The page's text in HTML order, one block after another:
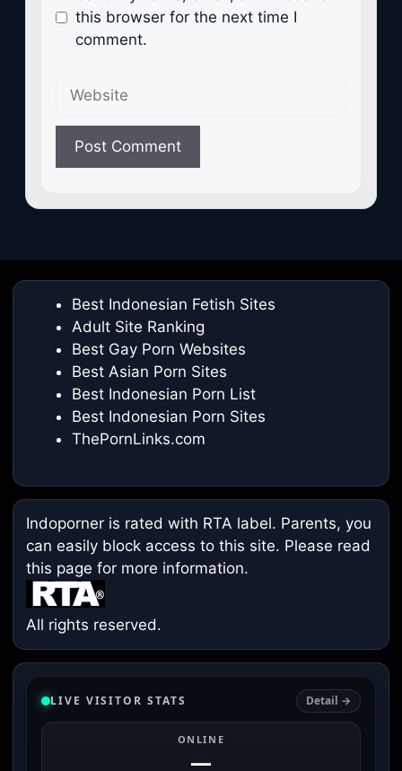
this browser for the next time I
comment.
Best Indonesian Fetish Sites
Adult Site Ranking
Best Gay Porn Websites
Best Asian Porn Sites
Best Indonesian Porn List
Best Indonesian Porn Sites
ThePornLinks.com
Indoporner is rated with RTA label. Parents, you
can easily block access to this site. Please read
this page for more information.
All rights reserved.
LIVE VISITOR STATS Detail →
ONLINE
—